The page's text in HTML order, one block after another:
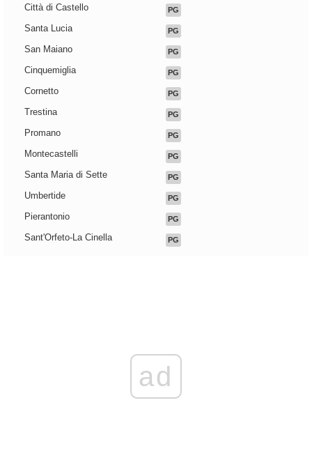
Città di Castello PG
Santa Lucia PG
San Maiano PG
Cinquemiglia PG
Cornetto PG
Trestina PG
Promano PG
Montecastelli PG
Santa Maria di Sette PG
Umbertide PG
Pierantonio PG
Sant'Orfeto-La Cinella PG
ad